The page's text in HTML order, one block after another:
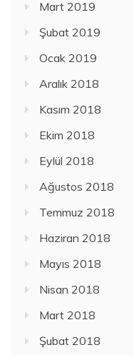
Mart 2019
Şubat 2019
Ocak 2019
Aralık 2018
Kasım 2018
Ekim 2018
Eylül 2018
Ağustos 2018
Temmuz 2018
Haziran 2018
Mayıs 2018
Nisan 2018
Mart 2018
Şubat 2018